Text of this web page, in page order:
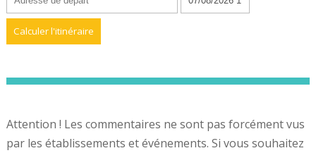
Attention ! Les commentaires ne sont pas forcément vus
par les établissements et événements. Si vous souhaitez